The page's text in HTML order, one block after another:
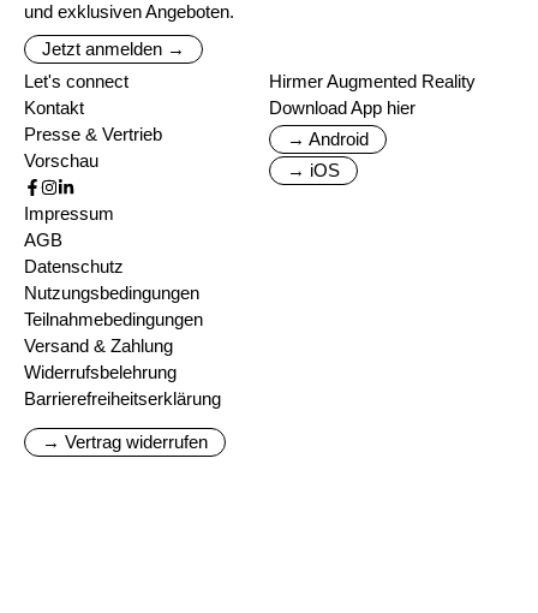
und exklusiven Angeboten.
Jetzt anmelden →
Let's connect
Kontakt
Presse & Vertrieb
Vorschau
Hirmer Augmented Reality
Download App hier
→ Android
→ iOS
Impressum
AGB
Datenschutz
Nutzungsbedingungen
Teilnahmebedingungen
Versand & Zahlung
Widerrufsbelehrung
Barrierefreiheitserklärung
→ Vertrag widerrufen